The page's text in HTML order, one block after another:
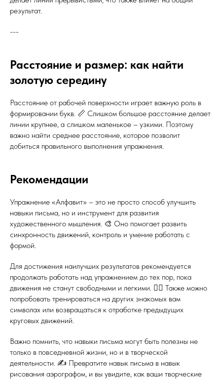
результат.
---
Расстояние и размер: как найти
золотую середину
Расстояние от рабочей поверхности играет важную роль в
формировании букв. 📏 Слишком большое расстояние делает
линии крупнее, а слишком маленькое – узкими. Поэтому
важно найти среднее расстояние, которое позволит
добиться правильного выполнения упражнения.
Рекомендации
Упражнение «Алфавит» – это не просто способ улучшить
навыки письма, но и инструмент для развития
художественного мышления. 🎨 Оно помогает развить
синхронность движений, контроль и умение работать с
формой.
Для достижения наилучших результатов рекомендуется
продолжать работать над упражнением до тех пор, пока
движения не станут свободными и легкими. 🏃‍♂️ Также можно
попробовать тренироваться на других знакомых вам
символах или возвращаться к отработке предыдущих
круговых движений.
Важно помнить, что навыки письма могут быть полезны не
только в повседневной жизни, но и в творческой
деятельности. ✍️ Превратите навык письма в навык
рисования аэрографом, и вы увидите, как ваши творческие